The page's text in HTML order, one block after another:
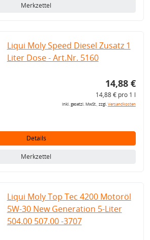
Merkzettel
Liqui Moly Speed Diesel Zusatz 1
Liter Dose - Art.Nr. 5160
14,88 €
14,88 € pro 1 l
inkl. gesetzl. MwSt., zzgl.Versandkosten
Details
Merkzettel
Liqui Moly Top Tec 4200 Motoröl
5W-30 New Generation 5-Liter
504.00 507.00 -3707